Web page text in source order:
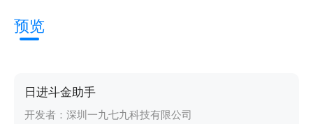
预览
日进斗金助手
开发者： 深圳一九七九科技有限公司